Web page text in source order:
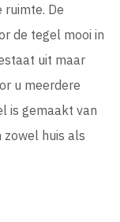
De
de tegel mooi in
uit maar
u meerdere
is gemaakt van
zowel huis als